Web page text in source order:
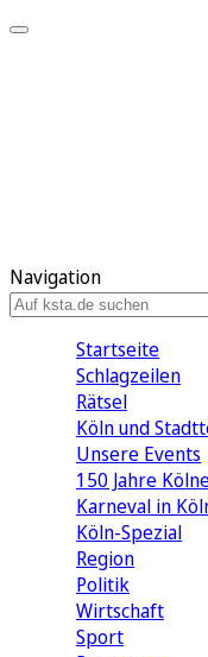
Navigation
Startseite
Schlagzeilen
Rätsel
Köln und
Unsere Events
150 Jahre
Karneval in
Köln-Spezial
Region
Politik
Wirtschaft
Sport